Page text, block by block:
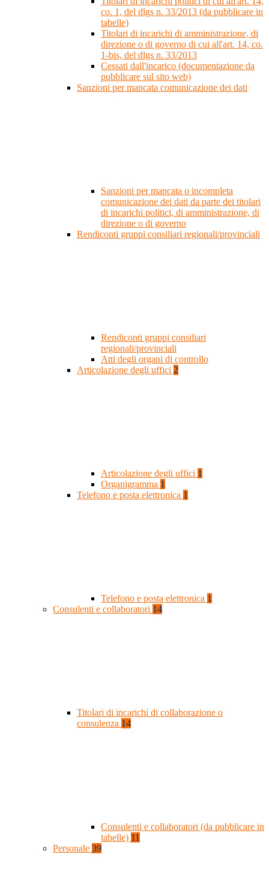
co. 1, del dlgs n. 33/2013 (da pubblicare in
tabelle)
Titolari di incarichi di amministrazione, di
direzione o di governo di cui all'art. 14, co.
1-bis, del dlgs n. 33/2013
Cessati dall'incarico (documentazione da
pubblicare sul sito web)
Sanzioni per mancata comunicazione dei dati
Sanzioni per mancata o incompleta
comunicazione dei dati da parte dei titolari
di incarichi politici, di amministrazione, di
direzione o di governo
Rendiconti gruppi consiliari regionali/provinciali
Rendiconti gruppi consiliari
regionali/provinciali
Atti degli organi di controllo
Articolazione degli uffici 2
Articolazione degli uffici 1
Organigramma 1
Telefono e posta elettronica 1
Telefono e posta elettronica 1
Consulenti e collaboratori 14
Titolari di incarichi di collaborazione o
consulenza 14
Consulenti e collaboratori (da pubblicare in
tabelle) 11
Personale 39